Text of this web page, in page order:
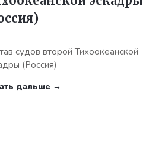
судов второй Тихоокеанской
(Россия)
дальше →